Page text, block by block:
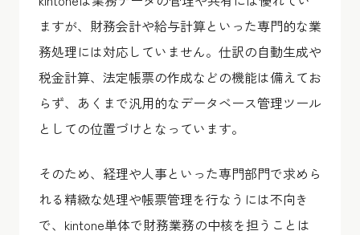
ますが、財務会計や給与計算といった専門的な業
務処理には対応していません。仕訳の自動生成や
税金計算、法定帳票の作成などの機能は備えてお
らず、あくまで汎用的なデータベース管理ツール
としての位置づけとなっています。
そのため、経理や人事といった専門部門で求めら
れる精緻な処理や帳票管理を行なうには不向き
で、kintone単体で財務業務の中核を担うことは